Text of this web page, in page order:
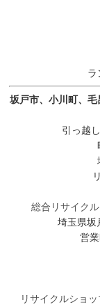
ラ
坂戸市、小川町、毛
引っ越
総合リサイク
埼玉県
営
リサイクルショ